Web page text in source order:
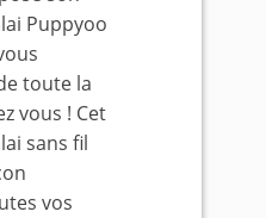
Puppyoo
toute la
vous ! Cet
sans fil
vos